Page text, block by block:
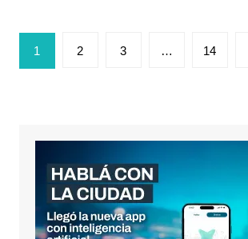
Paginación
de
1 2 3 … 14